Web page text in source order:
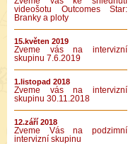
videošotu Outcomes Star:
Branky a ploty
15.květen 2019
Zveme vás na intervizní
skupinu 7.6.2019
1.listopad 2018
Zveme vás na intervizní
skupinu 30.11.2018
12.září 2018
Zveme Vás na podzimní
intervizní skupinu